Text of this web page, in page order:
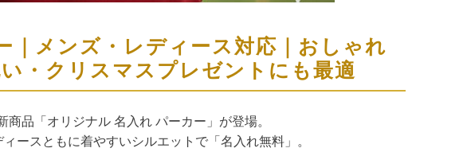
｜メンズ・レディース対応｜おしゃれ
・クリスマスプレゼントにも最適
品「オリジナル 名入れ パーカー」が登場。
ースともに着やすいシルエットで「名入れ無料」。